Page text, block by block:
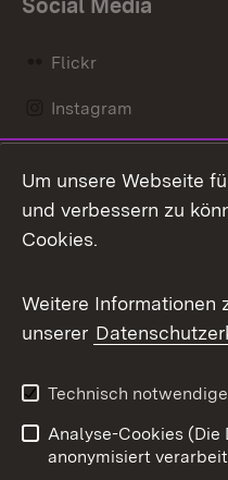
Flickr
Instagram
Mastodon
Messenger
Social Wall
X / Twitter
Youtube
Um unsere Webseite
und verbessern zu
Cookies.
Weitere Informationen
unserer
Technisch
Analyse-Cookies
anonymisiert